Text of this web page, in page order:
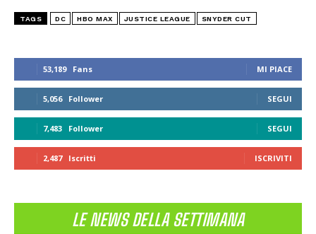
53,189 Fans MI PIACE
5,056 Follower SEGUI
7,483 Follower SEGUI
2,487 Iscritti ISCRIVITI
LE NEWS DELLA SETTIMANA
TAGS DC HBO MAX JUSTICE LEAGUE SNYDER CUT